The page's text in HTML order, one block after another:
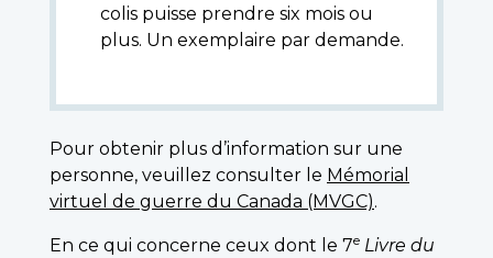
colis puisse prendre six mois ou
plus. Un exemplaire par demande.
Pour obtenir plus d’information sur une
personne, veuillez consulter le Mémorial
virtuel de guerre du Canada (MVGC).
En ce qui concerne ceux dont le 7e Livre du